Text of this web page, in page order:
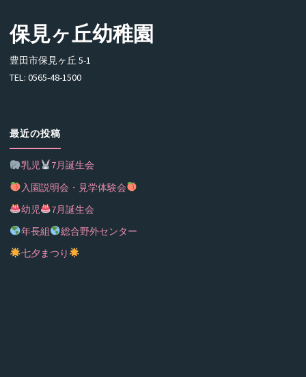
保見ヶ丘幼稚園
豊田市保見ヶ丘 5-1
TEL: 0565-48-1500
最近の投稿
乳児
7月誕生会
入園説明会・見学体験会
幼児
7月誕生会
年長組
総合野外センター
七夕まつり